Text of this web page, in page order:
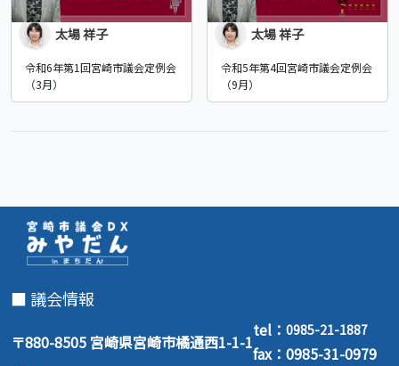
太場 祥子
令和6年第1回宮崎市議会定例会
（3月）
太場 祥子
令和5年第4回宮崎市議会定例会
（9月）
■ 議会情報
〒880-8505 宮崎県宮崎市橘通西1-1-1
tel： 0985-21-1887
fax：0985-31-0979